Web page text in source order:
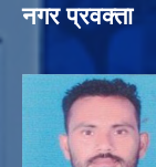
नगर प्रवक्ता